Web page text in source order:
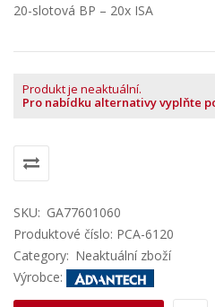
20-slotová BP – 20x ISA
Produkt je neaktuální.
Pro nabídku alternativy vyplňte
SKU: GA77601060
Produktové číslo: PCA-6120
Category: Neaktuální zboží
Výrobce: